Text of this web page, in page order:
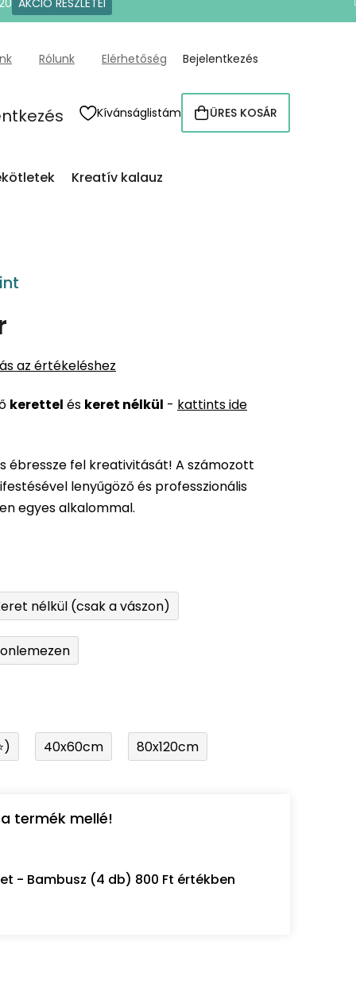
AKCIÓ RÉSZLETEI
Rólunk Elérhetőség Bejelentkezés
Kívánságlistám KOSÁR
ÜRES KOSÁR
Kreatív kalauz
az értékeléshez
kerettel és keret nélkül - kattints ide
ébressze fel kreativitását! A számozott
lenyűgöző és professzionális
egyes alkalommal.
nélkül (csak a vászon)
40x60cm 80x120cm
termék mellé!
- Bambusz (4 db) 800 Ft értékben